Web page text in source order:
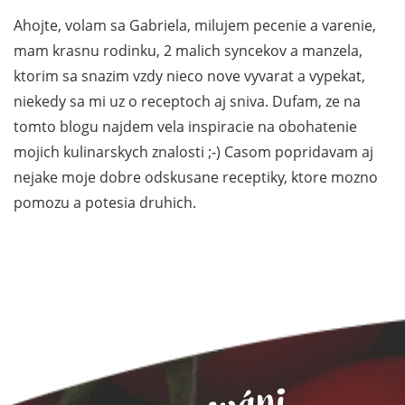
Ahojte, volam sa Gabriela, milujem pecenie a varenie,
mam krasnu rodinku, 2 malich syncekov a manzela,
ktorim sa snazim vzdy nieco nove vyvarat a vypekat,
niekedy sa mi uz o receptoch aj sniva. Dufam, ze na
tomto blogu najdem vela inspiracie na obohatenie
mojich kulinarskych znalosti ;-) Casom popridavam aj
nejake moje dobre odskusane receptiky, ktore mozno
pomozu a potesia druhich.